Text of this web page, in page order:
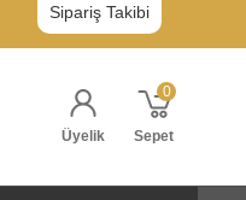
Sipariş Takibi
Üyelik Sepet
0